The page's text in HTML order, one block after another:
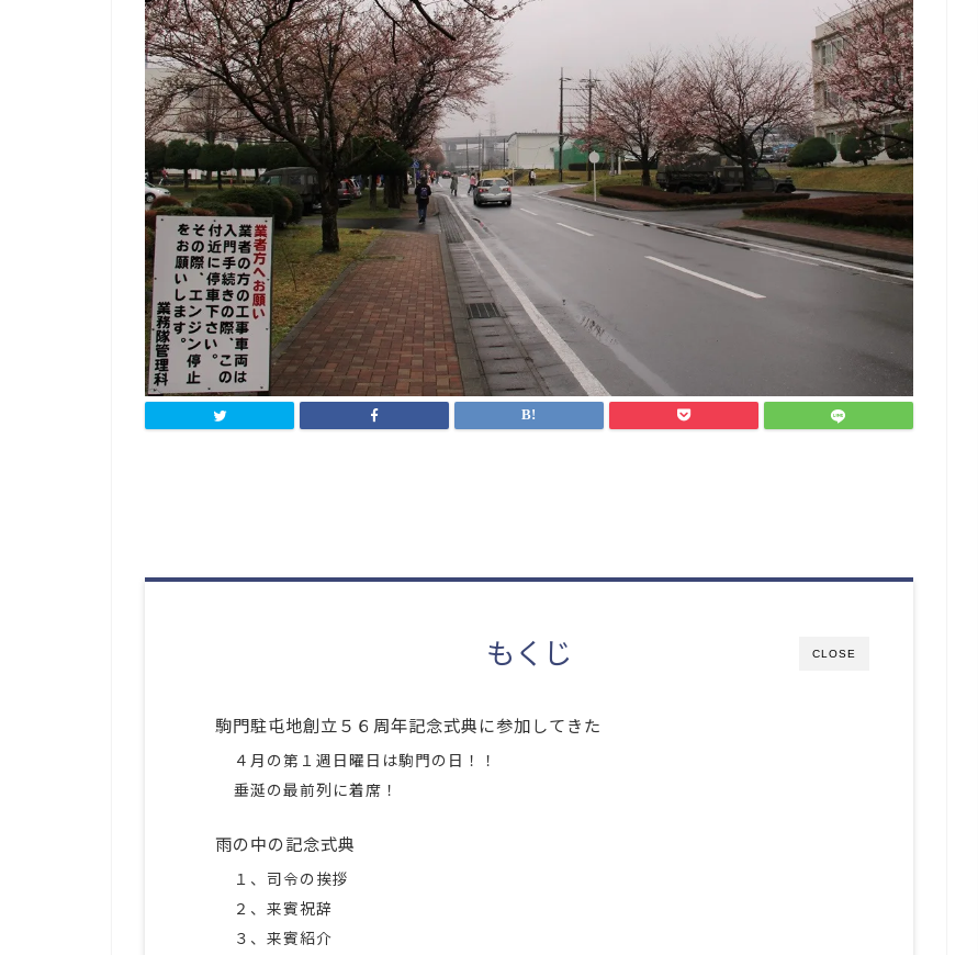
CLOSE
もくじ
駒門駐屯地創立５６周年記念式典に参加してきた
４月の第１週日曜日は駒門の日！！
垂涎の最前列に着席！
雨の中の記念式典
１、司令の挨拶
２、来賓祝辞
３、来賓紹介